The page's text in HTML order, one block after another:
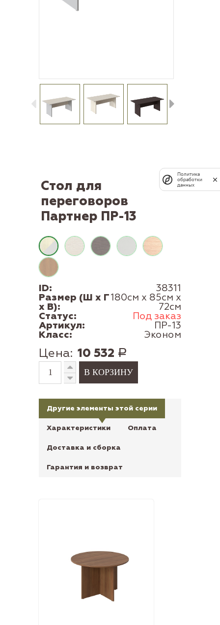
Стол для
переговоров
Партнер ПР-13
ID: 38311
Размер (Ш x Г
x В):
180см x 85см x
72см
Статус: Под заказ
Артикул: ПР-13
Класс: Эконом
Цена: 10 532 Р
Другие элементы этой серии
Характеристики Оплата
Доставка и сборка
Гарантия и возврат
Политика
обработки
данных